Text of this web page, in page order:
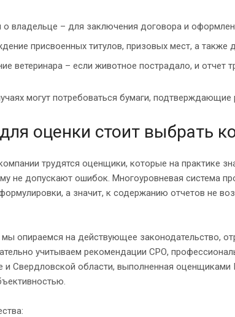
о владельце – для заключения договора и
присвоенных титулов, призовых мест, а также
ветеринара – если животное пострадало, и отчет
могут потребоваться бумаги,
оценки стоит выбрать
трудятся оценщики, которые на практике
не допускают ошибок. Многоуровневая система
а значит, к содержанию отчетов не
мы опираемся на действующее законодательство,
учитываем рекомендации СРО,
и Свердловской области, выполненная